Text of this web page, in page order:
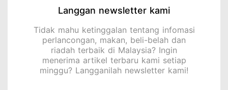
Langgan newsletter kami
Tidak mahu ketinggalan tentang infomasi
perlancongan, makan, beli-belah dan
riadah terbaik di Malaysia? Ingin
menerima artikel terbaru kami setiap
minggu? Langganilah newsletter kami!